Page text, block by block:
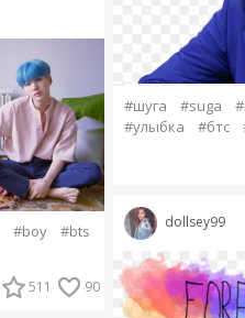
#boy
#bts
511 90
#шуга #suga
#улыбка
#бтс
dollsey99